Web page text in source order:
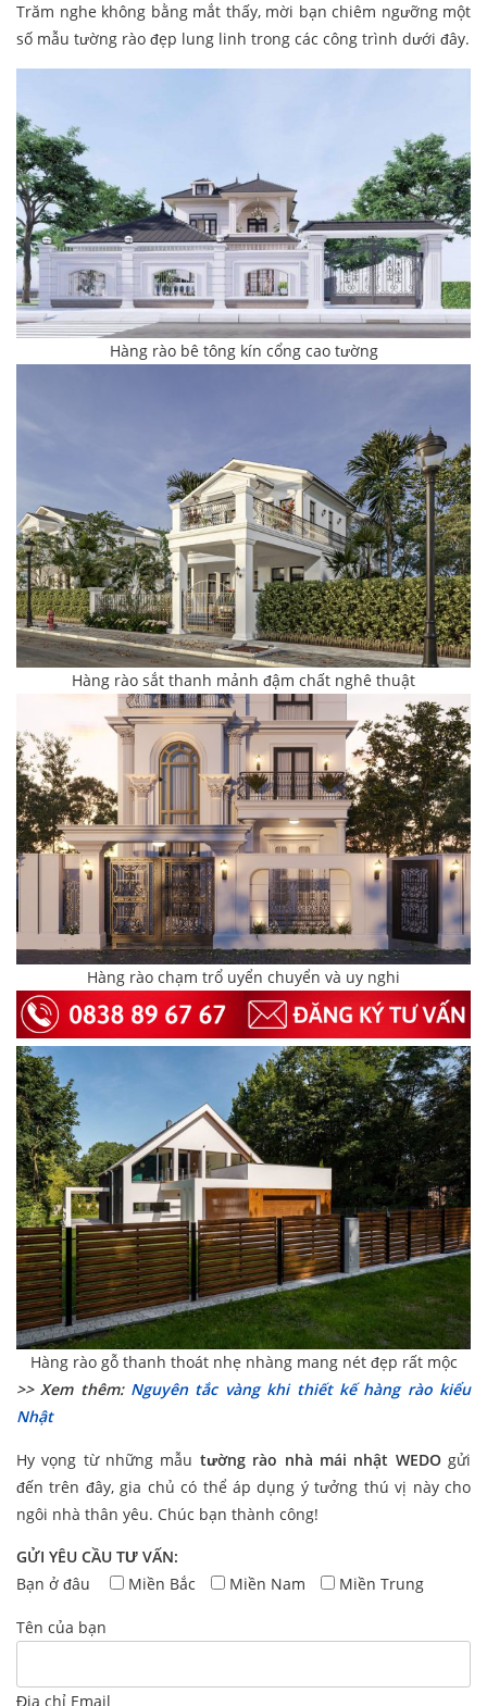
Trăm nghe không bằng mắt thấy, mời bạn chiêm ngưỡng một
số mẫu tường rào đẹp lung linh trong các công trình dưới đây.
Hàng rào bê tông kín cổng cao tường
Hàng rào sắt thanh mảnh đậm chất nghê thuật
Hàng rào chạm trổ uyển chuyển và uy nghi
Hàng rào gỗ thanh thoát nhẹ nhàng mang nét đẹp rất mộc
>> Xem thêm: Nguyên tắc vàng khi thiết kế hàng rào kiểu
Nhật
Hy vọng từ những mẫu tường rào nhà mái nhật WEDOgửi
đến trên đây, gia chủ có thể áp dụng ý tưởng thú vị này cho
ngôi nhà thân yêu. Chúc bạn thành công!
GỬI YÊU CẦU TƯ VẤN:
Bạn ở đâu
Miền Bắc Miền Nam Miền Trung
Tên của bạn
Địa chỉ Email